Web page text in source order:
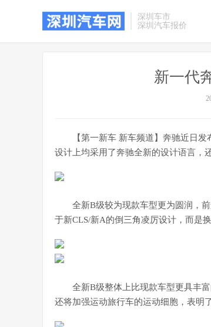
深圳车市
深圳汽车报价
新一代
【第一新车 新车频道】奔驰近日
设计上均采用了奔驰全新的设计语言，
全新B级较为现款车型更为圆润，
于新CLS/新A的倒三角凌厉设计，而是
全新B级整体上比现款车型更具丰
还将加强运动旅行车的运动细胞，表明